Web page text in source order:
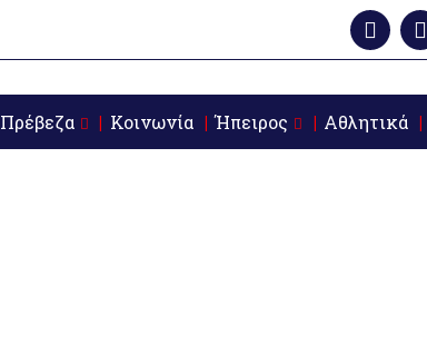
Πρέβεζα Κοινωνία Ήπειρος Αθλητικά